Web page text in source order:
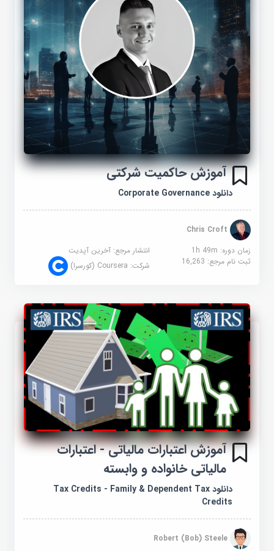
آموزش حاکمیت شرکتی
دانلود Corporate Governance
Chris Croft
زمان دوره: 1h 49m
انتشار مرجع:آخرین آپدیت
ثبت نام مرجع:16,263 شرکت:Coursera (کورسرا)
آموزش اعتبارات مالیاتی - اعتبارات
مالیاتی خانواده و وابسته
دانلود Tax Credits - Family & Dependent Tax
Credits
Robert (Bob) Steele